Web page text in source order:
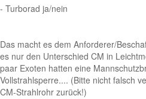
- Turborad ja/nein
Das macht es dem Anforderer/
es nur den Unterschied CM in
paar Exoten hatten eine
Vollstrahlsperre.... (Bitte nicht falsch
CM-Strahlrohr zurück!)